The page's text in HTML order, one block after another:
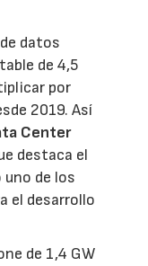
datos
de 4,5
por
2019. Así
Center
destaca el
de los
el desarrollo
de 1,4 GW